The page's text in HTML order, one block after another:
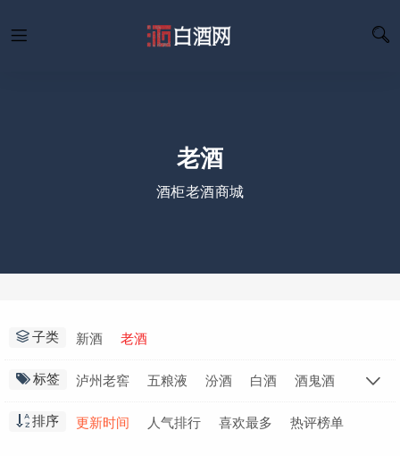
老酒
酒柜老酒商城
子类 新酒 老酒
标签 泸州老窖 五粮液 汾酒 白酒
酒鬼酒
郎牌特曲
扳倒井 飞天茅台
梦之蓝
排序 更新时间 人气排行 喜欢最多 热评榜单